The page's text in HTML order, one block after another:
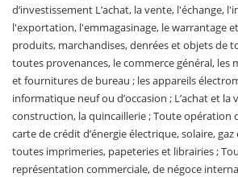
d’investissement L’achat, la vente, l'échange,
l'exportation, l'emmagasinage, le warrantage
produits, marchandises, denrées et objets de
toutes provenances, le commerce général, les
et fournitures de bureau ; les appareils
informatique neuf ou d’occasion ; L’achat et
construction, la quincaillerie ; Toute opération
carte de crédit d’énergie électrique, solaire,
toutes imprimeries, papeteries et librairies ;
représentation commerciale, de négoce